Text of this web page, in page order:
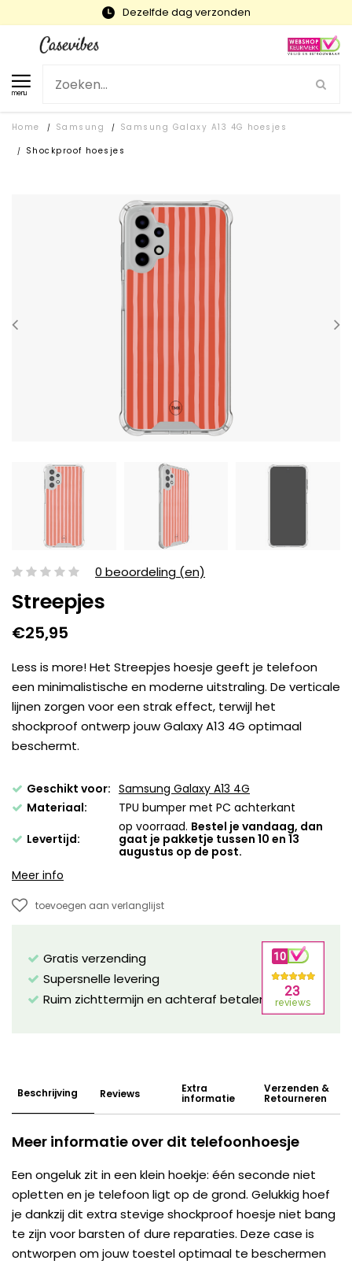
Snelle levering en gratis ruilen
menu
Home / Samsung / Samsung Galaxy A13 4G hoesjes
/ Shockproof hoesjes
0 beoordeling (en)
Streepjes
€25,95
Less is more! Het Streepjes hoesje geeft je telefoon
een minimalistische en moderne uitstraling. De verticale
lijnen zorgen voor een strak effect, terwijl het
shockproof ontwerp jouw Galaxy A13 4G optimaal
beschermt.
Geschikt voor: Samsung Galaxy A13 4G
Materiaal:
TPU bumper met PC achterkant
Levertijd:
op voorraad. Bestel je vandaag, dan
gaat je pakketje tussen 10 en 13
augustus op de post.
Meer info
toevoegen aan verlanglijst
Gratis verzending
Supersnelle levering
Ruim zichttermijn en achteraf betalen mogelijk!
Beschrijving Reviews Extra
informatie
Verzenden &
Retourneren
Meer informatie over dit telefoonhoesje
Een ongeluk zit in een klein hoekje: één seconde niet
opletten en je telefoon ligt op de grond. Gelukkig hoef
je dankzij dit extra stevige shockproof hoesje niet bang
te zijn voor barsten of dure reparaties. Deze case is
ontworpen om jouw toestel optimaal te beschermen